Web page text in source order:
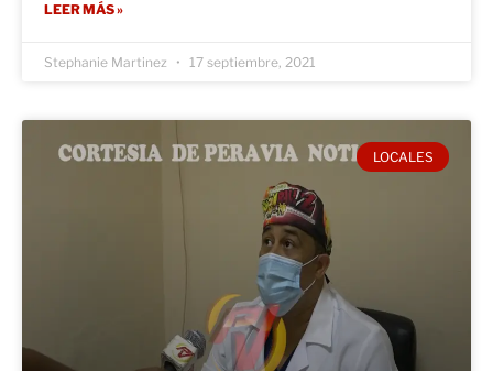
LEER MÁS »
Stephanie Martinez 17 septiembre, 2021
LOCALES